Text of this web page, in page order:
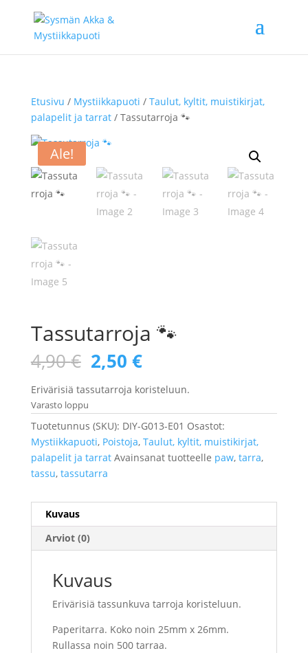
Etusivu / Mystiikkapuoti / Taulut, kyltit, muistikirjat,
palapelit ja tarrat/ Tassutarroja 🐾
Ale!
Tassutarroja 🐾
4,90€ Alkuperäinen
hinta
oli:
4,90 €.
2,50 €Nykyinen
hinta
on:
2,50 €.
Erivärisiä tassutarroja koristeluun.
Varasto loppu
Tuotetunnus (SKU): DIY-G013-E01 Osastot:
Mystiikkapuoti, Poistoja, Taulut, kyltit, muistikirjat,
palapelit ja tarrat Avainsanat tuotteelle paw, tarra,
tassu, tassutarra
Kuvaus
Arviot (0)
Kuvaus
Erivärisiä tassunkuva tarroja koristeluun.
Paperitarra. Koko noin 25mm x 26mm.
Rullassa noin 500 tarraa.